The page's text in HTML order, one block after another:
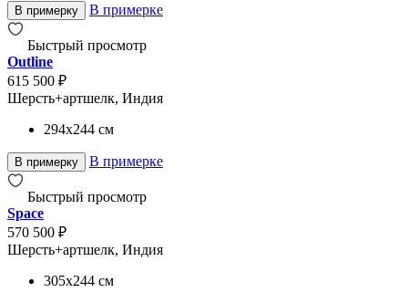
В примерку В примерке
Быстрый просмотр
Outline
615 500 ₽
Шерсть+артшелк, Индия
294x244 см
В примерку В примерке
Быстрый просмотр
Space
570 500 ₽
Шерсть+артшелк, Индия
305x244 см